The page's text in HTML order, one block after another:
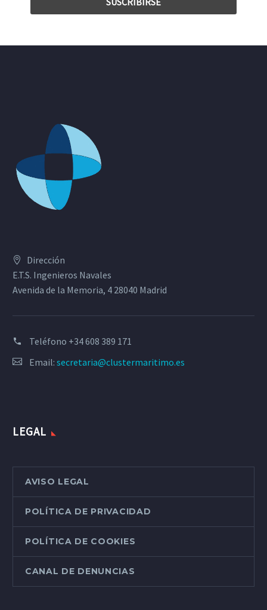
Dirección
E.T.S. Ingenieros Navales
Avenida de la Memoria, 4 28040 Madrid
Teléfono +34 608 389 171
Email: secretaria@clustermaritimo.es
LEGAL
AVISO LEGAL
POLÍTICA DE PRIVACIDAD
POLÍTICA DE COOKIES
CANAL DE DENUNCIAS